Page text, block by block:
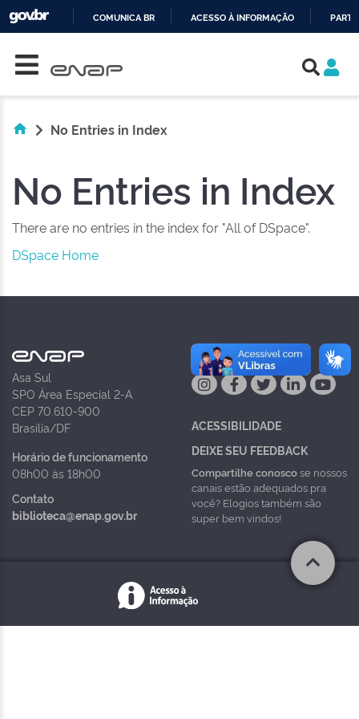
COMUNICA BR ACESSO À INFORMAÇÃO
No Entries in Index
No Entries in Index
There are no entries in the index for "All of DSpace".
DSpace Home
Asa Sul
SPO Área Especial 2-A
CEP 70.610-900
Brasília/DF
Horário de funcionamento
08h00 às 18h00
Contato
biblioteca@enap.gov.br
NAS REDES
ACESSIBILIDADE
DEIXE SEU FEEDBACK
Compartilhe conoscose nossos
canais estão adequados pra
você? Elogios também são
super bem vindos!